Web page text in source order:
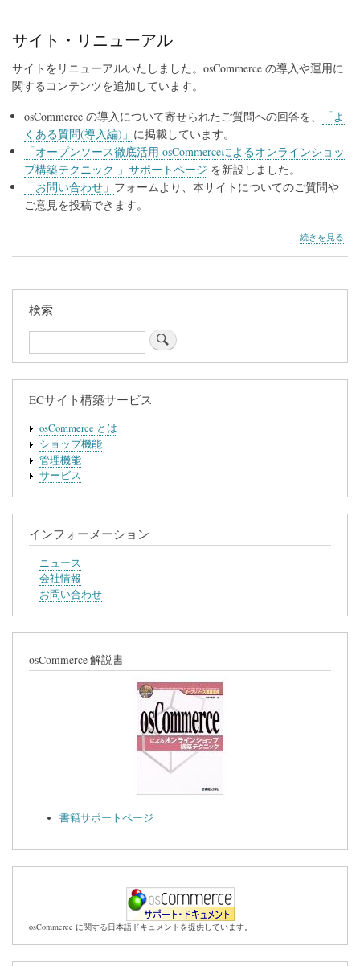
サイト・リニューアル
サイトをリニューアルいたしました。osCommerce の導入や運用に
関するコンテンツを追加しています。
osCommerce の導入について寄せられたご質問への回答を、
「よ
くある質問(導入編)」 に掲載しています。
「オープンソース徹底活用 osCommerceによるオンラインショッ
プ構築テクニック 」サポートページ を新設しました。
「お問い合わせ」 フォームより、本サイトについてのご質問や
ご意見を投稿できます。
サ
ニ
続きを見る
検索
Search
ECサイト構築サービス
osCommerce とは
ショップ機能
管理機能
サービス
インフォーメーション
ニュース
会社情報
お問い合わせ
osCommerce 解説書
書籍サポートページ
osCommerce に関する日本語ドキュメントを提供しています。